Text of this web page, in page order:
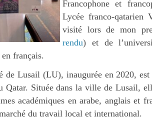
Francophone et
Lycée franco-qatarien
visité lors de mon
rendu) et de
français.
de Lusail (LU), inaugurée en 2020,
Qatar. Située dans la ville de Lusail,
académiques en arabe, anglais et
du travail local et international.